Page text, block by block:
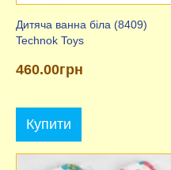
Дитяча ванна біла (8409)
Technok Toys
460.00грн
Купити